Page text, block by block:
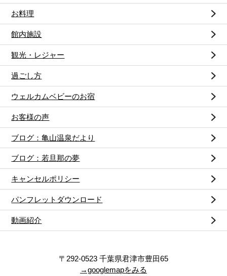
お料理
館内施設
観光・レジャー
過ごし方
ウェルカムベビーのお宿
お客様の声
ブログ：亀山温泉だより
ブログ：若旦那の夢
キャンセルポリシー
パンフレットダウンロード
動画紹介
〒292-0523 千葉県君津市豊田65
→googlemapをみる